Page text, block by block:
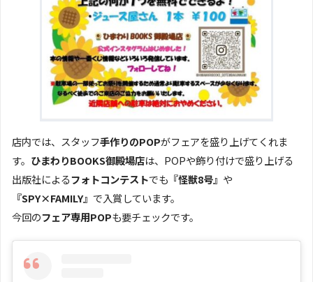
店内では、スタッフ手作りのPOPがフェアを盛り上げてくれま
す。 ひまわりBOOKS御殿場店は、POPや飾り付けで盛り上げる
出版社によるフォトコンテストでも 『怪獣8号』 や
『SPY×FAMILY』 で入賞しています。
今回のフェア専用POPも要チェックです。